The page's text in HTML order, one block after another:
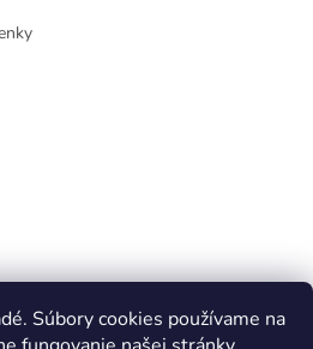
Súbory cookies používame na